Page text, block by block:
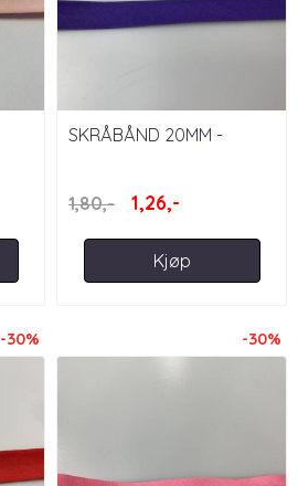
SKRÅBÅND 20MM -
1,80,-
1,26,-
Kjøp
-30% -30%